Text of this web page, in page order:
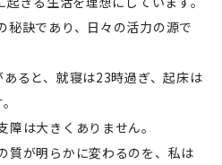
秘訣であり、日々の活力の源で
ると、就寝は23時過ぎ、起床は
は大きくありません。
質が明らかに変わるのを、私は